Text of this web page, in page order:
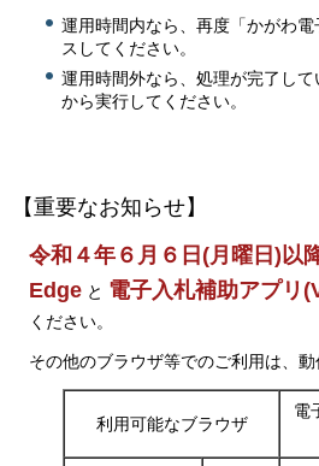
運用時間内なら、再度「かがわ
スしてください。
運用時間外なら、処理が完了し
から実行してください。
【重要なお知らせ】
令和４年６月６日(月曜日)以降
Edge と 電子入札補助アプリ
ください。
その他のブラウザ等でのご利用は、動
利用可能なブラウザ
電